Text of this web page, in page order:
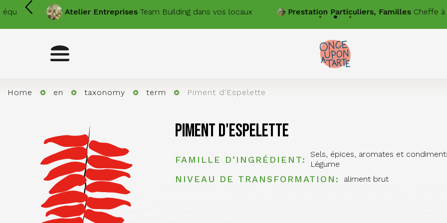
to
Atelier Entreprises Team Building dans vos locaux Prestation Particuliers, Familles Cheffe à domicile,
Toggle
navigation
Home en taxonomy term Piment d'Espelette
Piment d'Espelette
FAMILLE D’INGRÉDIENT
Sels, épices, aromates et
Légume
NIVEAU DE TRANSFORMATION aliment brut